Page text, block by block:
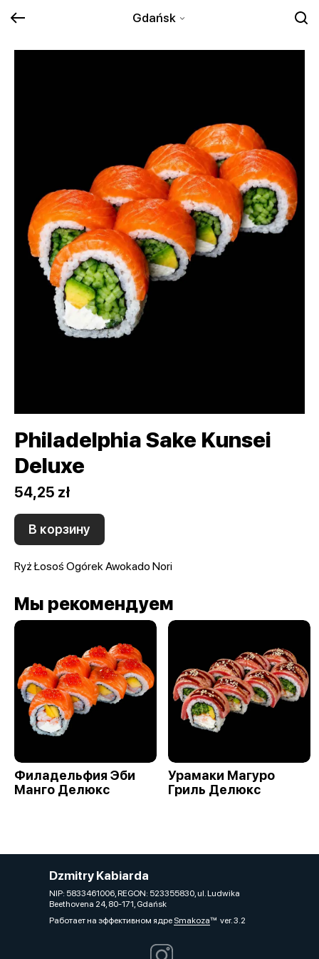
Gdańsk
Philadelphia Sake Kunsei
Deluxe
54,25 zł
В корзину
​Ryż Łosoś Ogórek Awokado Nori
Мы рекомендуем
Филадельфия Эби
Манго Делюкс
Урамаки Магуро
Гриль Делюкс
Dzmitry Kabiarda
NIP: 5833461006, REGON: 523355830, ul. Ludwika
Beethovena 24, 80-171, Gdańsk
Работает на эффективном ядре Smakozaver. 3.2